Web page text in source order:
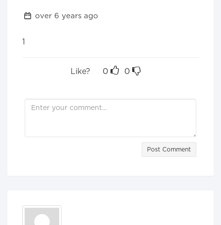
over 6 years ago
1
Like? 0 0
Post Comment